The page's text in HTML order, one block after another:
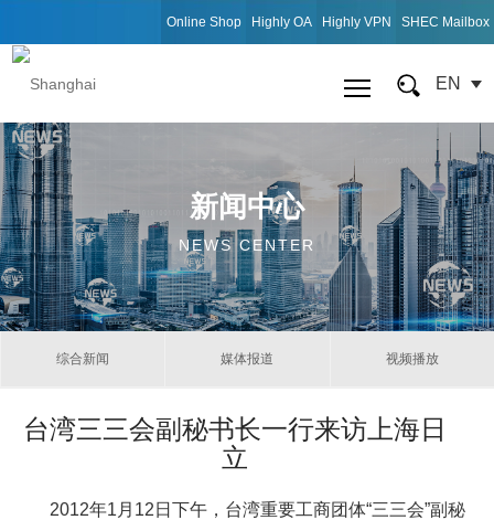
Online Shop Highly OA Highly VPN SHEC Mailbox
EN
新闻中心
NEWS CENTER
综合新闻 媒体报道 视频播放
台湾三三会副秘书长一行来访上海日
立
2012年1月12日下午，台湾重要工商团体“三三会”副秘